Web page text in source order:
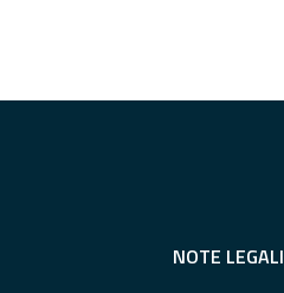
NOTE LEGALI